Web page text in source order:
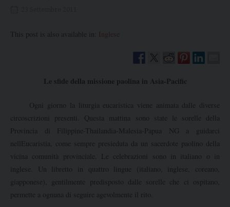
This post is also available in: Inglese
Le sfide della missione paolina in Asia-Pacific
Ogni giorno la liturgia eucaristica viene animata dalle diverse
circoscrizioni presenti. Questa mattina sono state le sorelle della
Provincia di Filippine-Thailandia-Malesia-Papua NG a guidarci
nellEucaristia, come sempre presieduta da un sacerdote paolino della
vicina comunità provinciale. Le celebrazioni sono in italiano o in
inglese. Un libretto in quattro lingue (italiano, inglese, coreano,
giapponese), gentilmente predisposto dalle sorelle che ci ospitano,
permette a ognuna di seguire agevolmente il rito.